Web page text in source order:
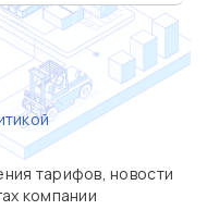
тарифов, новости
компании